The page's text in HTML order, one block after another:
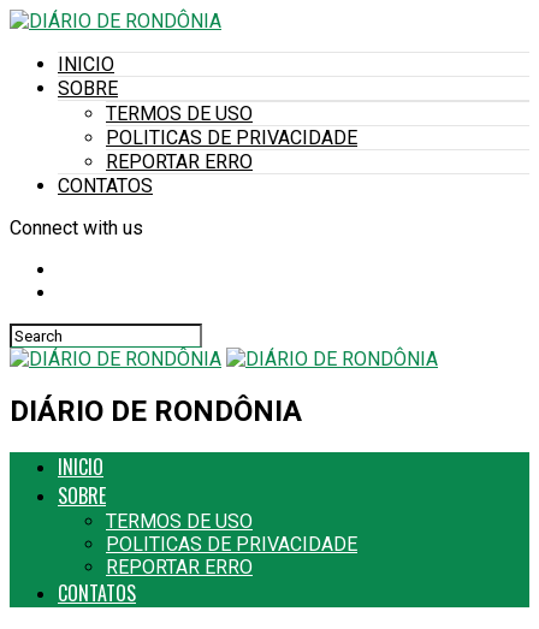
INICIO
SOBRE
TERMOS DE USO
POLITICAS DE PRIVACIDADE
REPORTAR ERRO
CONTATOS
Connect with us
DIÁRIO DE RONDÔNIA
INICIO
SOBRE
TERMOS DE USO
POLITICAS DE PRIVACIDADE
REPORTAR ERRO
CONTATOS